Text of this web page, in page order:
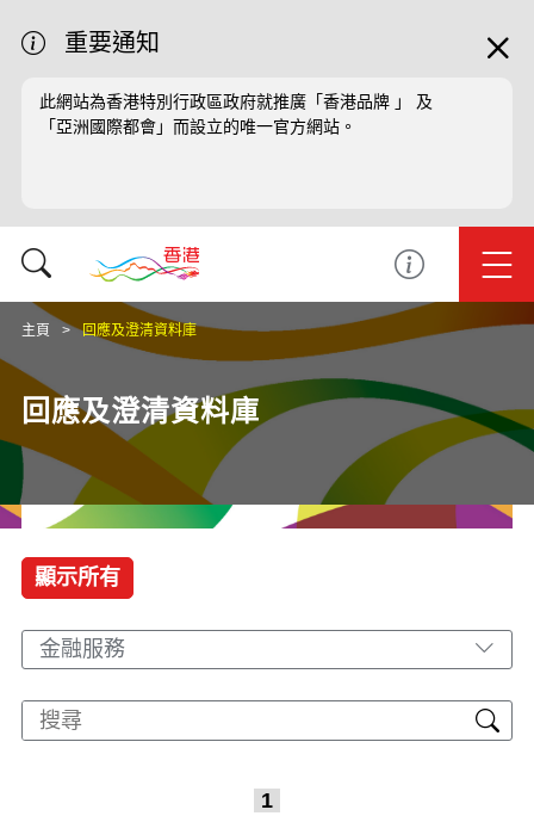
重要通知
此網站為香港特別行政區政府就推廣「香港品牌 」 及
「亞洲國際都會」而設立的唯一官方網站。
主頁 回應及澄清資料庫
回應及澄清資料庫
顯示所有
金融服務
1